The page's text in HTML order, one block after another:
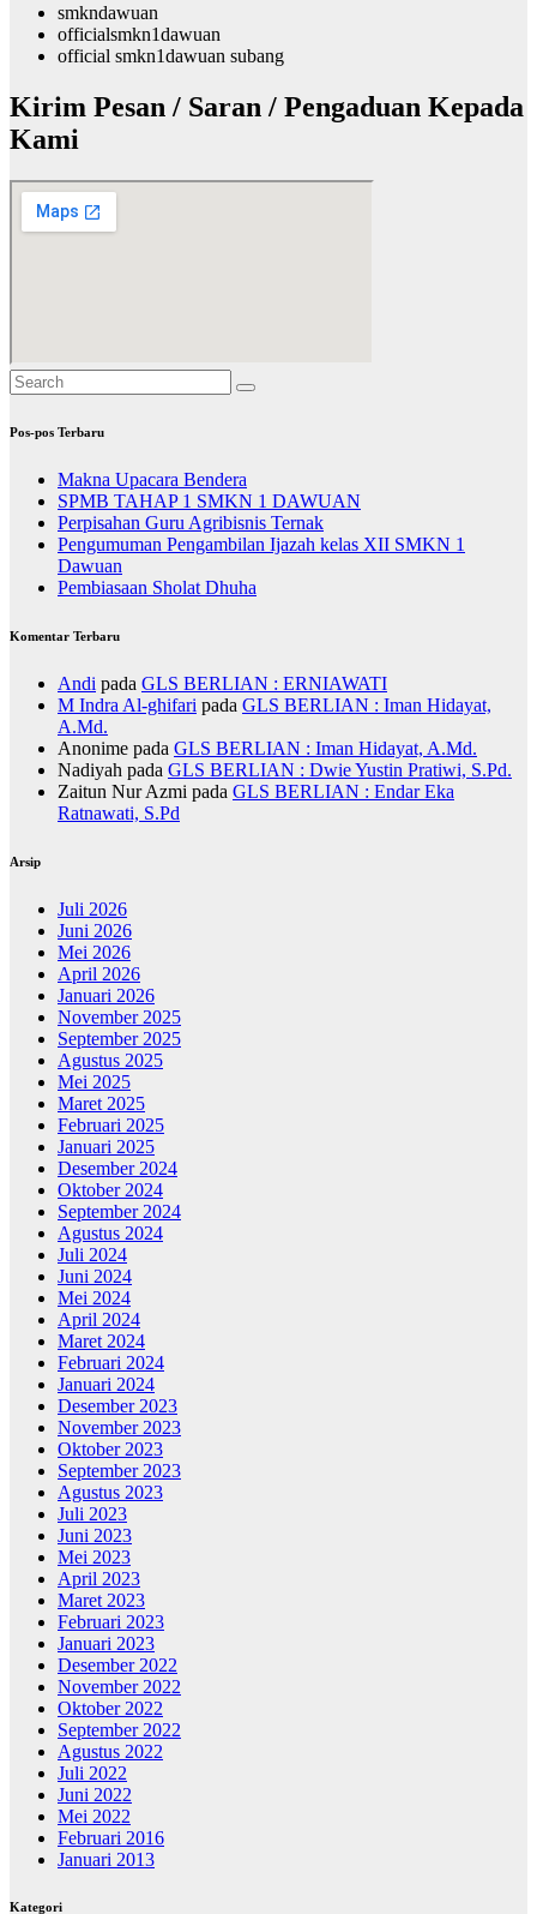
smkndawuan
officialsmkn1dawuan
official smkn1dawuan subang
Kirim Pesan / Saran / Pengaduan Kepada
Kami
Pos-pos Terbaru
Makna Upacara Bendera
SPMB TAHAP 1 SMKN 1 DAWUAN
Perpisahan Guru Agribisnis Ternak
Pengumuman Pengambilan Ijazah kelas XII SMKN 1
Dawuan
Pembiasaan Sholat Dhuha
Komentar Terbaru
Andi pada GLS BERLIAN : ERNIAWATI
M Indra Al-ghifari pada GLS BERLIAN : Iman Hidayat,
A.Md.
Anonime pada GLS BERLIAN : Iman Hidayat, A.Md.
Nadiyah pada GLS BERLIAN : Dwie Yustin Pratiwi, S.Pd.
Zaitun Nur Azmi pada GLS BERLIAN : Endar Eka
Ratnawati, S.Pd
Arsip
Juli 2026
Juni 2026
Mei 2026
April 2026
Januari 2026
November 2025
September 2025
Agustus 2025
Mei 2025
Maret 2025
Februari 2025
Januari 2025
Desember 2024
Oktober 2024
September 2024
Agustus 2024
Juli 2024
Juni 2024
Mei 2024
April 2024
Maret 2024
Februari 2024
Januari 2024
Desember 2023
November 2023
Oktober 2023
September 2023
Agustus 2023
Juli 2023
Juni 2023
Mei 2023
April 2023
Maret 2023
Februari 2023
Januari 2023
Desember 2022
November 2022
Oktober 2022
September 2022
Agustus 2022
Juli 2022
Juni 2022
Mei 2022
Februari 2016
Januari 2013
Kategori